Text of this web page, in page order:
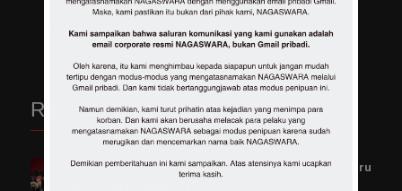
Indonesia
July 17, 2023
July 13, 2023 July 3, 2023
Recent Posts
Sandrina & Ncum Ajak Nikah di Single Terbaru